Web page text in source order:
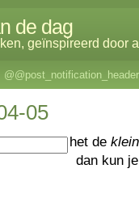
de dag
geïnspireerd door
@@post_notification_header
05
Als het de
dan kun